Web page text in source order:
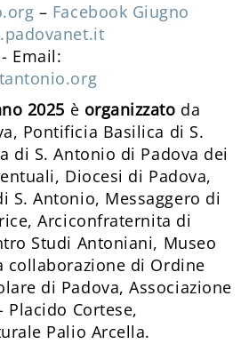
– Facebook Giugno
Email:
2025 è organizzato da
Pontificia Basilica di S.
di S. Antonio di Padova dei
Diocesi di Padova,
S. Antonio, Messaggero di
Arciconfraternita di
Studi Antoniani, Museo
collaborazione di Ordine
di Padova, Associazione
Placido Cortese,
Palio Arcella.